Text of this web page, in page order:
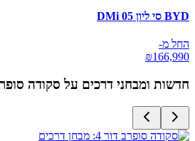
BYD סי ליון 05 DMi
החל מ-
₪166,990
חדשות ומבחני דרכים על סקודה